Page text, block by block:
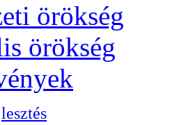
örökség
örökség